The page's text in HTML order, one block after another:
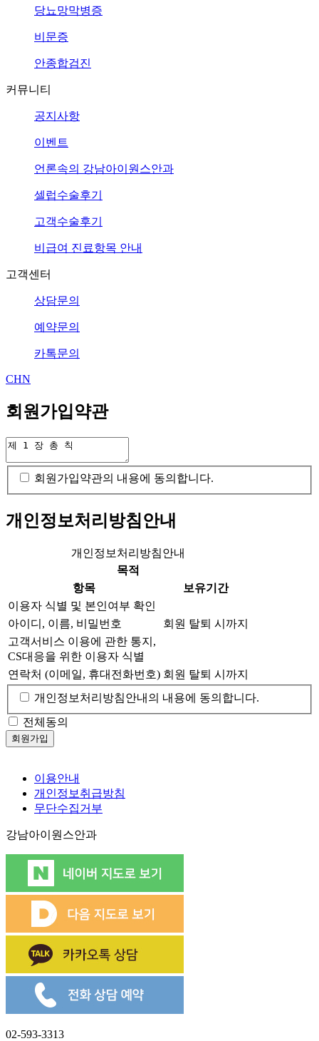
당뇨망막병증
비문증
안종합검진
커뮤니티
공지사항
이벤트
언론속의 강남아이원스안과
셀럽수술후기
고객수술후기
비급여 진료항목 안내
고객센터
상담문의
예약문의
카톡문의
CHN
회원가입약관
회원가입약관의 내용에 동의합니다.
개인정보처리방침안내
개인정보처리방침안내
목적
항목
보유기간
이용자 식별 및 본인여부 확인
아이디, 이름, 비밀번호
회원 탈퇴 시까지
고객서비스 이용에 관한 통지,
CS대응을 위한 이용자 식별
연락처 (이메일, 휴대전화번호) 회원 탈퇴 시까지
개인정보처리방침안내의 내용에 동의합니다.
전체동의
이용안내
개인정보취급방침
무단수집거부
강남아이원스안과
02-593-3313